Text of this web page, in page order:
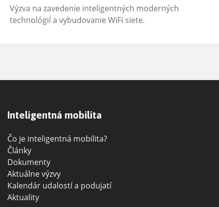
Výzva na zavedenie inteligentných moderných
technológií a vybudovanie WiFi siete.
Inteligentná mobilita
Čo je inteligentná mobilita?
Články
Dokumenty
Aktuálne výzvy
Kalendár udalostí a podujatí
Aktuality